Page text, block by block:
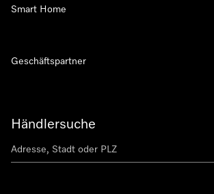
Händlersuche
Smart Home
Geschäftspartner